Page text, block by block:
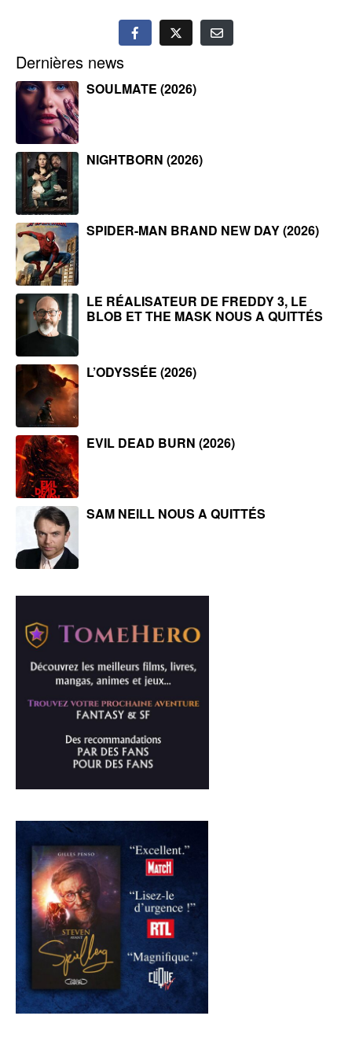
Dernières news
SOULMATE (2026)
NIGHTBORN (2026)
SPIDER-MAN BRAND NEW DAY (2026)
LE RÉALISATEUR DE FREDDY 3, LE
BLOB ET THE MASK NOUS A QUITTÉS
L’ODYSSÉE (2026)
EVIL DEAD BURN (2026)
SAM NEILL NOUS A QUITTÉS